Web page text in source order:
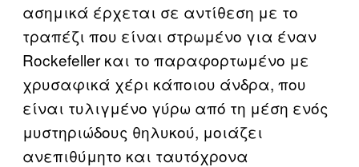
ασημικά έρχεται σε αντίθεση με το
τραπέζι που είναι στρωμένο για έναν
Rockefeller και το παραφορτωμένο με
χρυσαφικά χέρι κάποιου άνδρα, που
είναι τυλιγμένο γύρω από τη μέση ενός
μυστηριώδους θηλυκού, μοιάζει
ανεπιθύμητο και ταυτόχρονα